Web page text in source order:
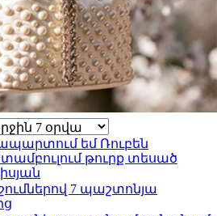
եմ Ռուբեն
թուրք տեսած
7 պաշտոնյա